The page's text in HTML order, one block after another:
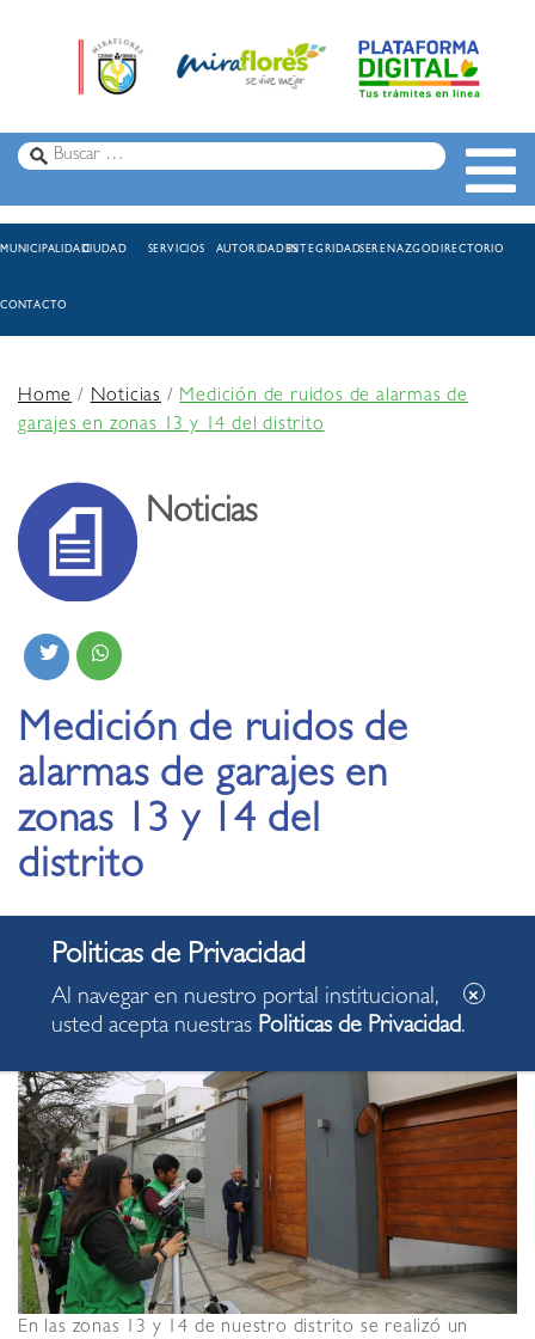
MUNICIPALIDADCIUDAD SERVICIOS AUTORIDADESINTEGRIDADSERENAZGODIRECTORIO
CONTACTO
Home/Noticias /Medición de ruidos de alarmas de
garajes en zonas 13 y 14 del distrito
Noticias
Medición de ruidos de
alarmas de garajes en
zonas 13 y 14 del
distrito
12.11.2019
En las zonas 13 y 14 de nuestro distrito se realizó un
Al navegar en nuestro portal institucional,
usted acepta nuestras Politicas de Privacidad.